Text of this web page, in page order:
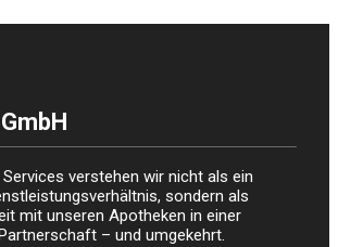
verstehen wir nicht als ein
sondern als
mit unseren Apotheken in einer
– und umgekehrt.